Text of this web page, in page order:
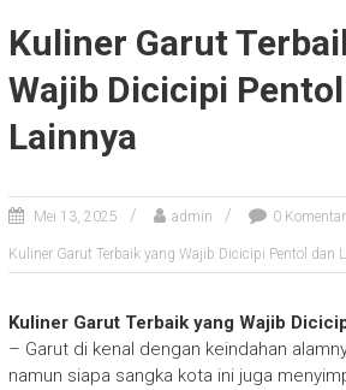
Kuliner Garut
Wajib Dicicipi
Lainnya
Mei 13, 2025 admin 0 Komentar
Kuliner Garut Terbaik yang Wajib Dicicipi Pentol dan
Kuliner Garut Terbaik yang Wajib
– Garut di kenal dengan keindahan
namun siapa sangka kota ini juga